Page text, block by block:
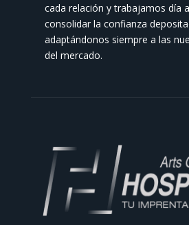
cada relación y trabajamos día
consolidar la confianza
adaptándonos siempre a las
del mercado.